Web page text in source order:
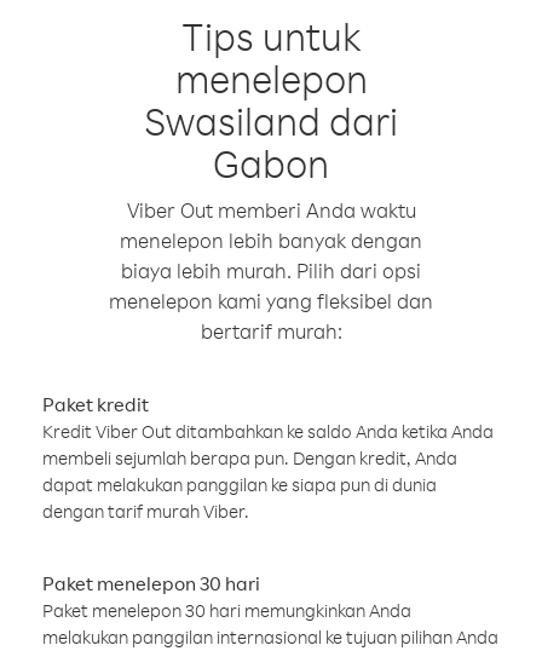
Tips untuk
menelepon
Swasiland dari
Gabon
Viber Out memberi Anda waktu
menelepon lebih banyak dengan
biaya lebih murah. Pilih dari opsi
menelepon kami yang fleksibel dan
bertarif murah:
Paket kredit
Kredit Viber Out ditambahkan ke saldo Anda ketika Anda
membeli sejumlah berapa pun. Dengan kredit, Anda
dapat melakukan panggilan ke siapa pun di dunia
dengan tarif murah Viber.
Paket menelepon 30 hari
Paket menelepon 30 hari memungkinkan Anda
melakukan panggilan internasional ke tujuan pilihan Anda